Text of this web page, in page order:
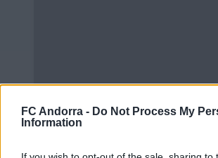
FC Andorra - Do Not Process My
Information